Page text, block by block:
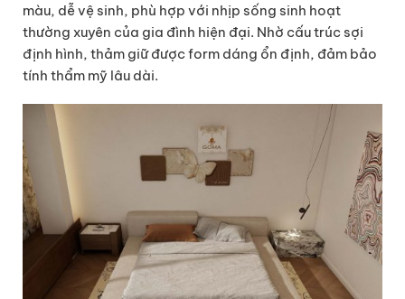
màu, dễ vệ sinh, phù hợp với nhịp sống sinh hoạt
thường xuyên của gia đình hiện đại. Nhờ cấu trúc sợi
định hình, thảm giữ được form dáng ổn định, đảm bảo
tính thẩm mỹ lâu dài.